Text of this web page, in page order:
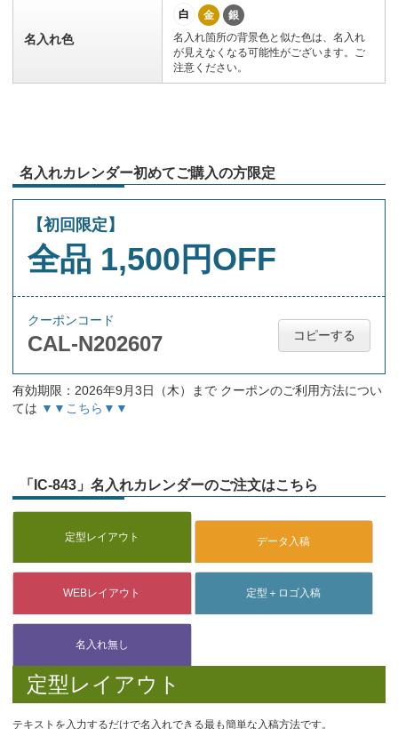
名入れ色
白 金
銀
名入れ箇所の背景色と似た色は、名入れ
が見えなくなる可能性がございます。ご
注意ください。
名入れカレンダー初めてご購入の方限定
【初回限定】
全品 1,500円OFF
クーポンコード
CAL-N202607 コピーする
有効期限：2026年9月3日（木）まで クーポンのご利用方法につい
ては ▼▼こちら▼▼
「IC-843」名入れカレンダーのご注文はこちら
定型レイアウト
テキストを入力するだけで名入れできる最も簡単な入稿方法です。